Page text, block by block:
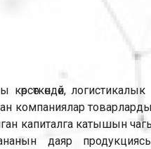
компаниялар товарларды
капиталга катышын
даяр